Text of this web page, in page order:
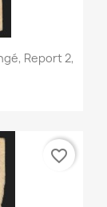
Report 2,
favorite_border